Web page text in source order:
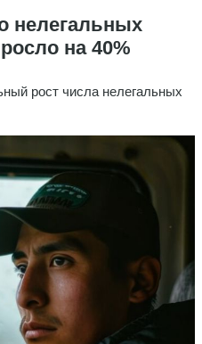
нелегальных
на 40%
рост числа нелегальных